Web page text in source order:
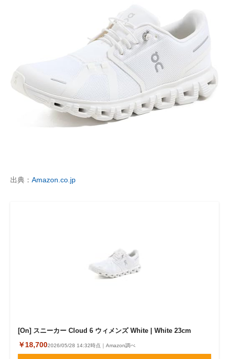
出典： Amazon.co.jp
[On] スニーカー Cloud 6 ウィメンズ White | White 23cm
￥18,7002026/05/28 14:32時点｜Amazon調べ